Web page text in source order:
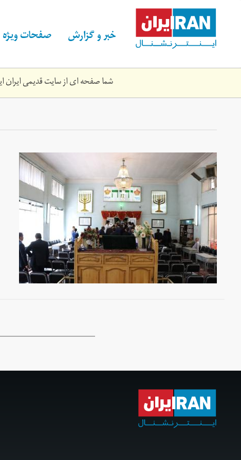
content خبر و گزارش صفحات ویژه
شما صفحه ای از سایت قدیمی ایران